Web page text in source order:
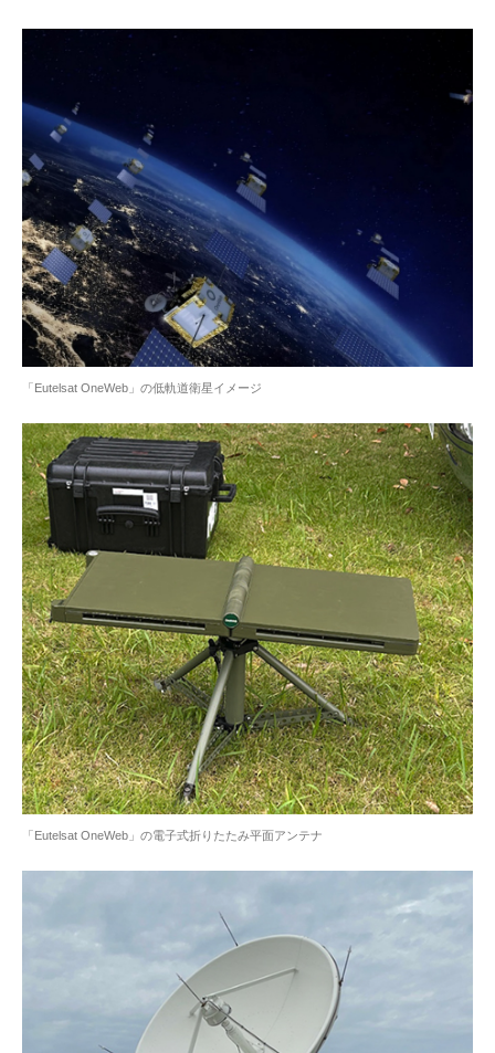
「Eutelsat OneWeb」の低軌道衛星イメージ
「Eutelsat OneWeb」の電子式折りたたみ平面アンテナ